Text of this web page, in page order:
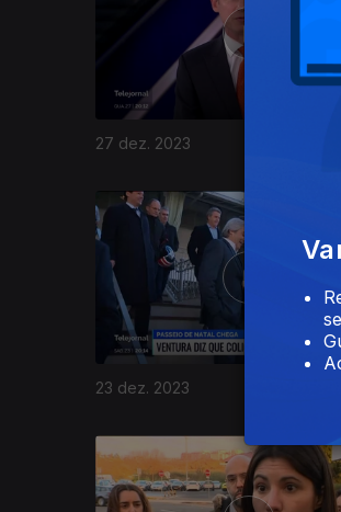
27 dez. 2023
23 dez. 2023
736428